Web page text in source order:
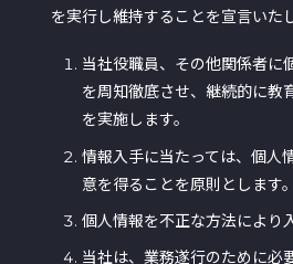
を実行し維持することを宣言いた
当社役職員、その他関係者に
を周知徹底させ、継続的に教
を実施します。
情報入手に当たっては、個人
意を得ることを原則とします。
個人情報を不正な方法により
当社は、業務遂行のために必